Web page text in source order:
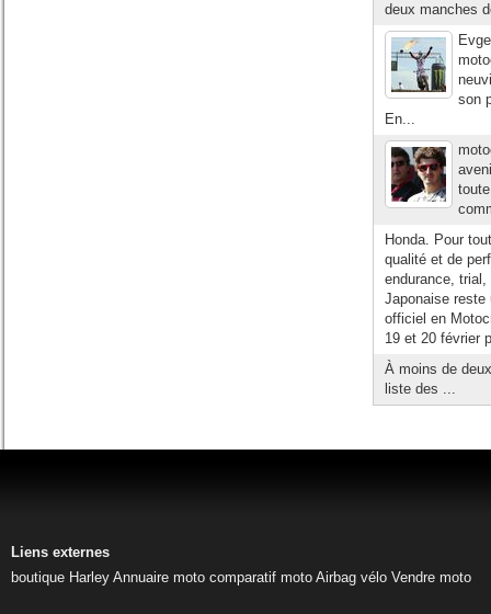
deux manches
son
En...
Honda. Pour
qualité et de
endurance,
Japonaise reste
officiel en
19 et 20 février
À moins de
liste des ...
Liens externes
boutique Harley Annuaire moto comparatif moto Airbag vélo Vendre moto